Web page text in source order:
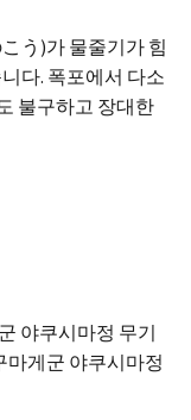
う)가 물줄기가 힘
다. 폭포에서 다소
불구하고 장대한
야쿠시마정 무기
마게군 야쿠시마정